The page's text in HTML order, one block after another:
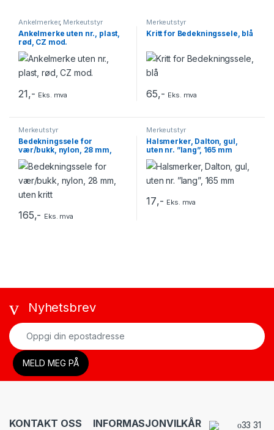
Ankelmerker, Merkeutstyr
Ankelmerke uten nr., plast,
rød, CZ mod.
21,- Eks. mva
Merkeutstyr
Kritt for Bedekningssele, blå
65,- Eks. mva
Merkeutstyr
Bedekningssele for
vær/bukk, nylon, 28 mm,
uten kritt
165,- Eks. mva
Merkeutstyr
Halsmerker, Dalton, gul,
uten nr. ”lang”, 165 mm
17,- Eks. mva
Nyhetsbrev
KONTAKT OSS INFORMASJONVILKÅR 33 31